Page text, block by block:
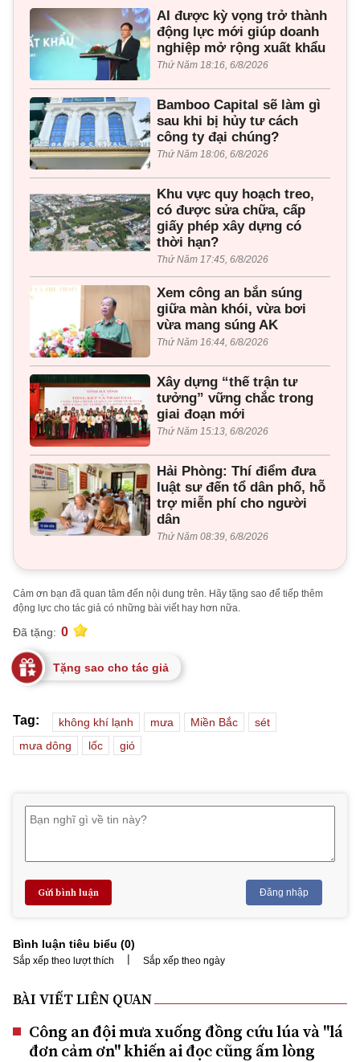
AI được kỳ vọng trở thành
động lực mới giúp doanh
nghiệp mở rộng xuất khẩu
Thứ Năm 18:16, 6/8/2026
Bamboo Capital sẽ làm gì
sau khi bị hủy tư cách
công ty đại chúng?
Thứ Năm 18:06, 6/8/2026
Khu vực quy hoạch treo,
có được sửa chữa, cấp
giấy phép xây dựng có
thời hạn?
Thứ Năm 17:45, 6/8/2026
Xem công an bắn súng
giữa màn khói, vừa bơi
vừa mang súng AK
Thứ Năm 16:44, 6/8/2026
Xây dựng “thế trận tư
tưởng” vững chắc trong
giai đoạn mới
Thứ Năm 15:13, 6/8/2026
Hải Phòng: Thí điểm đưa
luật sư đến tổ dân phố, hỗ
trợ miễn phí cho người
dân
Thứ Năm 08:39, 6/8/2026
Cảm ơn bạn đã quan tâm đến nội dung trên. Hãy tặng sao để tiếp thêm
động lực cho tác giả có những bài viết hay hơn nữa.
Đã tặng: 0
Tặng sao cho tác giả
Tag: không khí lạnh mưa Miền Bắc
sét
mưa dông
lốc gió
Gửi bình luận Đăng nhập
Bình luận tiêu biểu (0)
Sắp xếp theo lượt thích | Sắp xếp theo ngày
BÀI VIẾT LIÊN QUAN
Công an đội mưa xuống đồng cứu lúa và "lá
đơn cảm ơn" khiến ai đọc cũng ấm lòng